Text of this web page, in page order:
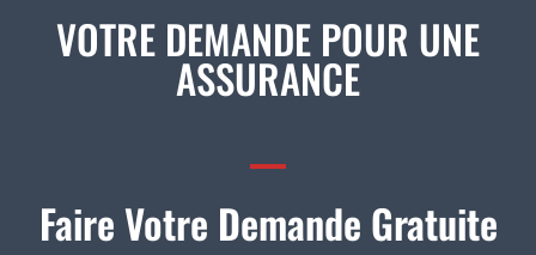
VOTRE DEMANDE POUR UNE
ASSURANCE
Faire Votre Demande Gratuite